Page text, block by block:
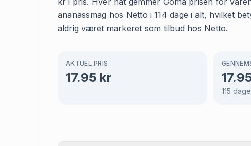
ananassmag hos Netto i 114 dage i alt, hvilket
aldrig været markeret som tilbud hos Netto.
AKTUEL PRIS
17.95 kr
115 dage